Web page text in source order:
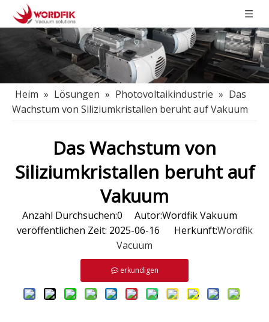
Heim » Lösungen » Photovoltaikindustrie » Das
Wachstum von Siliziumkristallen beruht auf Vakuum
Das Wachstum von
Siliziumkristallen beruht auf
Vakuum
Anzahl Durchsuchen:0 Autor:Wordfik Vakuum
veröffentlichen Zeit: 2025-06-16 Herkunft:Wordfik
Vacuum
erkundigen